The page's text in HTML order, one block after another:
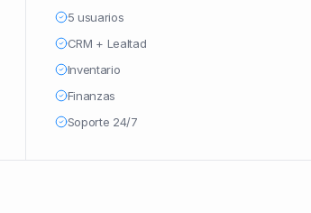
5 usuarios
CRM + Lealtad
Inventario
Finanzas
Soporte 24/7